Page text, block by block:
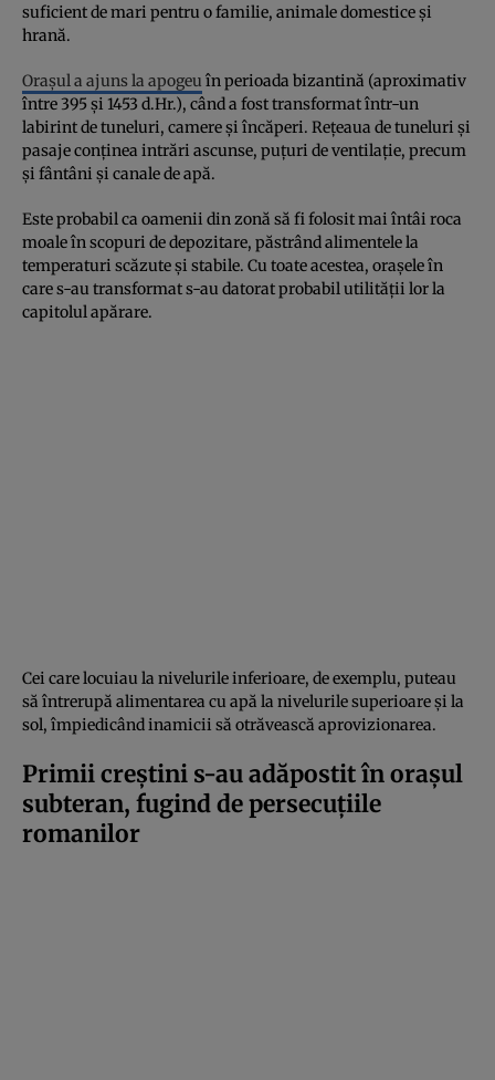
suficient de mari pentru o familie, animale domestice și
hrană.
Orașul a ajuns la apogeu în perioada bizantină (aproximativ
între 395 și 1453 d.Hr.), când a fost transformat într-un
labirint de tuneluri, camere și încăperi. Rețeaua de tuneluri și
pasaje conținea intrări ascunse, puțuri de ventilație, precum
și fântâni și canale de apă.
Este probabil ca oamenii din zonă să fi folosit mai întâi roca
moale în scopuri de depozitare, păstrând alimentele la
temperaturi scăzute și stabile. Cu toate acestea, orașele în
care s-au transformat s-au datorat probabil utilității lor la
capitolul apărare.
Cei care locuiau la nivelurile inferioare, de exemplu, puteau
să întrerupă alimentarea cu apă la nivelurile superioare și la
sol, împiedicând inamicii să otrăvească aprovizionarea.
Primii creștini s-au adăpostit în orașul
subteran, fugind de persecuțiile
romanilor